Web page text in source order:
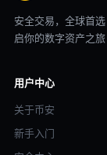
安全交易，全球首
启你的数字资产之旅
用户中心
关于币安
新手入门